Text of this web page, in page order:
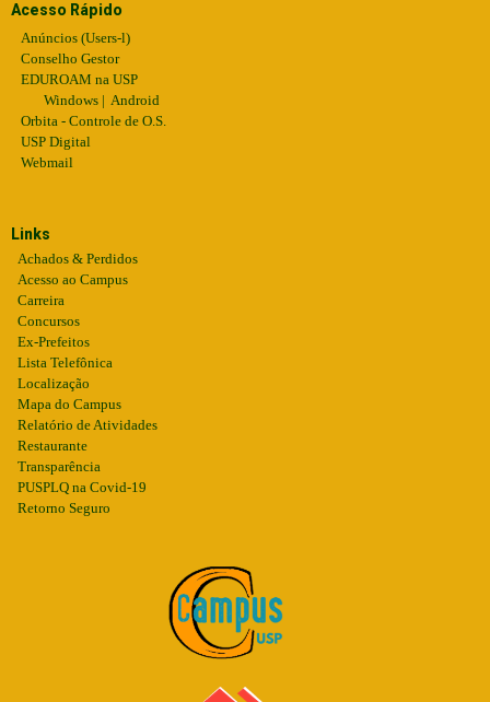
Acesso Rápido
Anúncios (Users-l)
Conselho Gestor
EDUROAM na USP
Windows | Android
Orbita - Controle de O.S.
USP Digital
Webmail
Links
Achados & Perdidos
Acesso ao Campus
Carreira
Concursos
Ex-Prefeitos
Lista Telefônica
Localização
Mapa do Campus
Relatório de Atividades
Restaurante
Transparência
PUSPLQ na Covid-19
Retorno Seguro